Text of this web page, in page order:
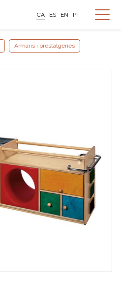
CA ES EN PT
Armaris i prestatgeries